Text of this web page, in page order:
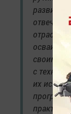
развития
своими
с
их